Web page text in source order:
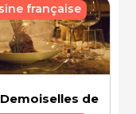
de
française